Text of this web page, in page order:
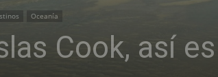
Oceanía
Cook, así